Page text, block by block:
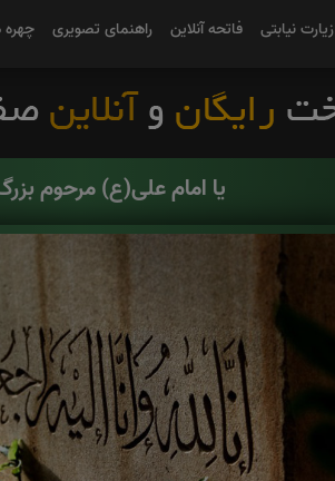
زیارت نیابتی فاتحه آنلاین راهنمای تصویری چهره
یا امام علی(ع) مرحوم